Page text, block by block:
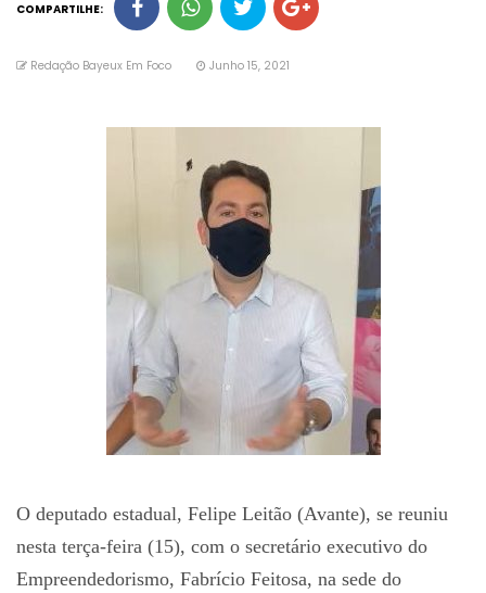
COMPARTILHE:
Redação Bayeux Em Foco Junho 15, 2021
O deputado estadual, Felipe Leitão (Avante), se reuniu
nesta terça-feira (15), com o secretário executivo do
Empreendedorismo, Fabrício Feitosa, na sede do